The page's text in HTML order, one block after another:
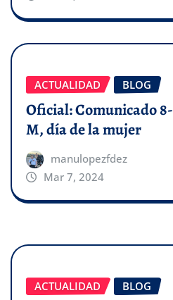
ACTUALIDAD BLOG
Oficial: Comunicado 8-
M, día de la mujer
manulopezfdez
Mar 7, 2024
ACTUALIDAD BLOG